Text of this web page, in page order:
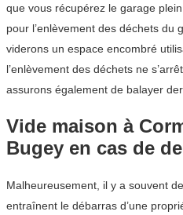
que vous récupérez le garage
pour l’enlèvement des déchets du
viderons un espace encombré
l’enlèvement des déchets ne
assurons également de balayer
Vide maison à
Bugey en cas de
Malheureusement, il y a souvent
entraînent le débarras d’une